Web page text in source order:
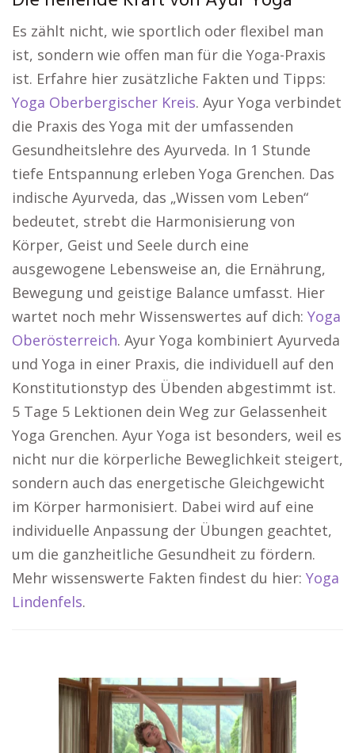
Es zählt nicht, wie sportlich oder flexibel man
ist, sondern wie offen man für die Yoga-Praxis
ist. Erfahre hier zusätzliche Fakten und Tipps:
Yoga Oberbergischer Kreis. Ayur Yoga verbindet
die Praxis des Yoga mit der umfassenden
Gesundheitslehre des Ayurveda. In 1 Stunde
tiefe Entspannung erleben Yoga Grenchen. Das
indische Ayurveda, das „Wissen vom Leben“
bedeutet, strebt die Harmonisierung von
Körper, Geist und Seele durch eine
ausgewogene Lebensweise an, die Ernährung,
Bewegung und geistige Balance umfasst. Hier
wartet noch mehr Wissenswertes auf dich: Yoga
Oberösterreich. Ayur Yoga kombiniert Ayurveda
und Yoga in einer Praxis, die individuell auf den
Konstitutionstyp des Übenden abgestimmt ist.
5 Tage 5 Lektionen dein Weg zur Gelassenheit
Yoga Grenchen. Ayur Yoga ist besonders, weil es
nicht nur die körperliche Beweglichkeit steigert,
sondern auch das energetische Gleichgewicht
im Körper harmonisiert. Dabei wird auf eine
individuelle Anpassung der Übungen geachtet,
um die ganzheitliche Gesundheit zu fördern.
Mehr wissenswerte Fakten findest du hier: Yoga
Lindenfels.